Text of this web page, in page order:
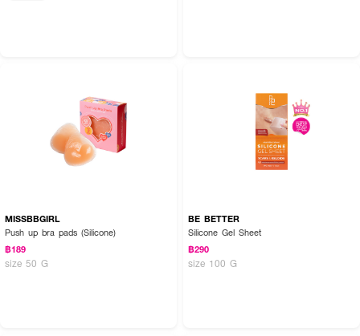
MISSBBGIRL
Push up bra pads (Silicone)
฿189
size 50 G
BE BETTER
Silicone Gel Sheet
฿290
size 100 G